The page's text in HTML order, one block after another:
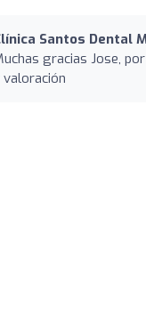
Santos Dental
gracias Jose,
valoración